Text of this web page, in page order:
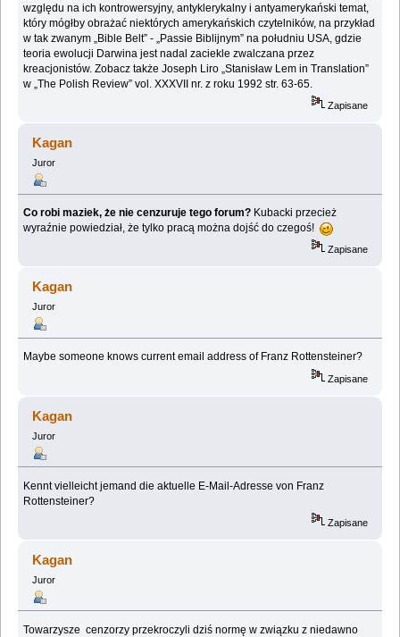
względu na ich kontrowersyjny, ‎antyklerykalny i antyamerykański temat,
który mógłby obrażać niektórych amerykańskich ‎czytelników, na przykład
w tak zwanym „Bible Belt” - „Passie Biblijnym” na południu USA, ‎gdzie
teoria ewolucji Darwina jest nadal zaciekle zwalczana przez
kreacjonistów. Zobacz także ‎Joseph Liro „Stanisław Lem in Translation”
w „The Polish Review” vol. XXXVII nr. z roku ‎‎1992 str. 63-65.‎
Zapisane
Kagan
Juror
Co robi maziek, że nie cenzuruje tego forum? Kubacki przecież
wyraźnie powiedział, że tylko pracą można dojść do czegoś!
Zapisane
Kagan
Juror
Maybe someone knows current email address of Franz Rottensteiner?
Zapisane
Kagan
Juror
Kennt vielleicht jemand die aktuelle E-Mail-Adresse von Franz
Rottensteiner?
Zapisane
Kagan
Juror
Towarzysze cenzorzy przekroczyli dziś normę w związku z niedawno